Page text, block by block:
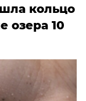
кольцо
озера 10